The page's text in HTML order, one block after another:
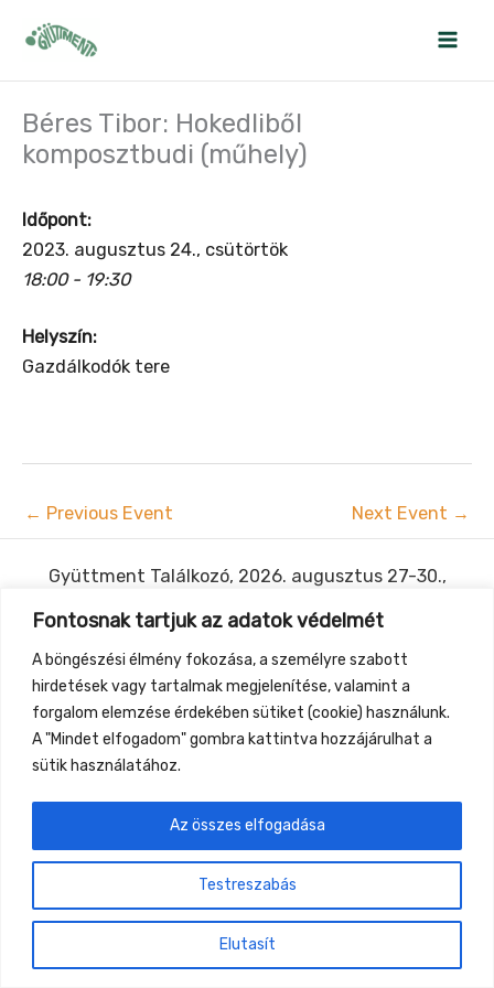
Fontosnak tartjuk az adatok védelmét
A böngészési élmény fokozása, a személyre szabott
hirdetések vagy tartalmak megjelenítése, valamint a
forgalom elemzése érdekében sütiket (cookie) használunk.
A "Mindet elfogadom" gombra kattintva hozzájárulhat a
sütik használatához.
Testreszabás
Elutasít
Az összes elfogadása
Béres Tibor: Hokedliből
komposztbudi (műhely)
Időpont:
2023. augusztus 24., csütörtök
18:00 - 19:30
Helyszín:
Gazdálkodók tere
← Previous Event Next Event →
Gyüttment Találkozó, 2026. augusztus 27-30.,